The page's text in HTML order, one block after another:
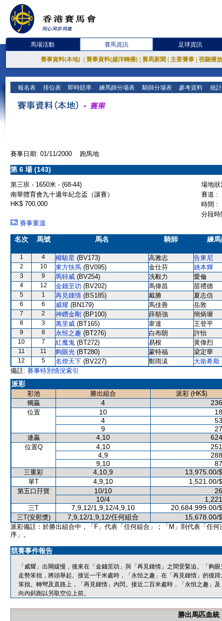
馬場活動 賽馬資訊 足球資訊
賽事資料(本地) 賽事資料(越洋轉播) 賽馬新聞 主要賽事 視聽播
報名表 排位表 即時賠率 練馬師分場表 騎師分場表 參考資料 統
賽事日期: 01/11/2000 跑馬地
第 6 場 (143)
第三班 - 1650米 - (68-44)
場地
南華體育會九十週年紀念盃（讓賽）
賽道 :
HK$ 700,000
時間 :
分段
賽事重溫
名次 馬號 馬名 騎師 練
1 4 權駿星 (BV173) 高雅志 告東尼
2 10 東方快馬 (BV095) 金仕芬 姚本輝
3 9 馬特威 (BV254) 冼毅力 愛倫
4 12 金錢至叻 (BV202) 馬偉昌 苗禮德
5 1 再見鍾情 (BS185) 戴勝 夏志信
6 6 威耀 (BN179) 馬佳善 岳敦
7 2 神鑽金剛 (BP100) 薛順強 簡炳墀
8 3 萬里威 (BT165) 韋達 王登平
9 8 永恒之趣 (BT276) 白布朗 許怡
10 7 紅魔鬼 (BT272) 易根 黃偉烈
11 11 夠眼光 (BT280) 蒙特福 梁定華
12 5 名燈天下 (BV227) 鄭雨滇
大衛希斯
備註: 賽事特別情況索引
派彩
彩池 勝出組合
派彩 (HK$)
獨贏
4
位置 10
4
9
連贏 4,10
位置Q 4,10
4,9
9,10
三重彩 4,10,9 13,975.00/
單T 4,9,10 1,521.00/
第五口孖寶 10/10
10/4
三T 7,9,12/1,9,12/4,9,10 20,684,999.00/
三T(安慰獎) 7,9,12/1,9,12/任何組合 15,678.00/
派彩備註：於勝出組合中，「F」代表「任何組合」；「M」則代表「任何
序」。
競賽事件報告
「威耀」出閘緩慢，後來在「金錢至叻」與「再見鍾情」之間受緊迫。「夠
走勢笨拙，將頭舉起。接近一千米處時，「永恒之趣」在「再見鍾情」的後
笨拙。轉彎及直路上，「再見鍾情」內閃。接近二百米處時，「永恒之趣」
向內斜跑以另取空位上前。
勝出馬匹血統